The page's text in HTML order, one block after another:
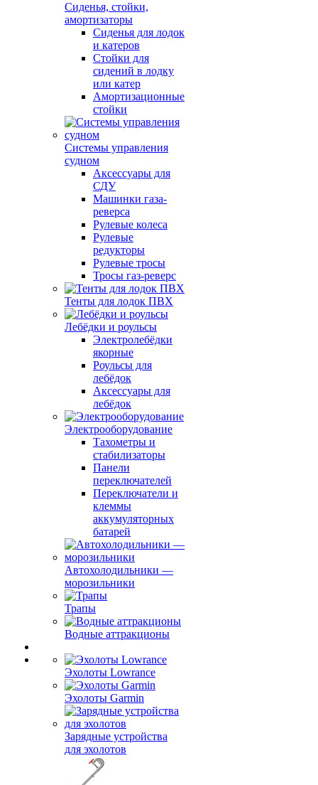
Сиденья, стойки,
амортизаторы
Сиденья для лодок
и катеров
Стойки для
сидений в лодку
или катер
Амортизационные
стойки
Системы управления
судном
Аксессуары для
СДУ
Машинки газа-
реверса
Рулевые колеса
Рулевые
редукторы
Рулевые тросы
Тросы газ-реверс
Тенты для лодок ПВХ
Лебёдки и роульсы
Электролебёдки
якорные
Роульсы для
лебёдок
Аксессуары для
лебёдок
Электрооборудование
Тахометры и
стабилизаторы
Панели
переключателей
Переключатели и
клеммы
аккумуляторных
батарей
Автохолодильники —
морозильники
Трапы
Водные аттракционы
Эхолоты Lowrance
Эхолоты Garmin
Зарядные устройства
для эхолотов